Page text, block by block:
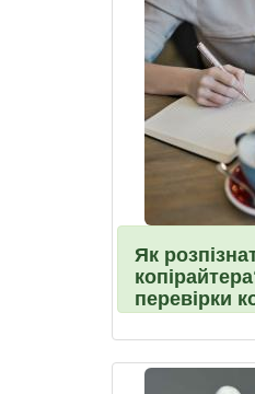
Як
перевірки